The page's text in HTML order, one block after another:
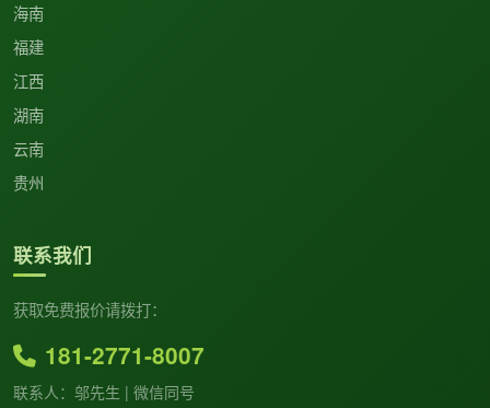
海南
福建
江西
湖南
云南
贵州
联系我们
获取免费报价请拨打：
181-2771-8007
联系人：邬先生 | 微信同号